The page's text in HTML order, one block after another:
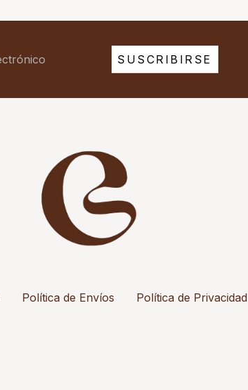
SUSCRIBIRSE
Política de Envíos Política de Privacidad